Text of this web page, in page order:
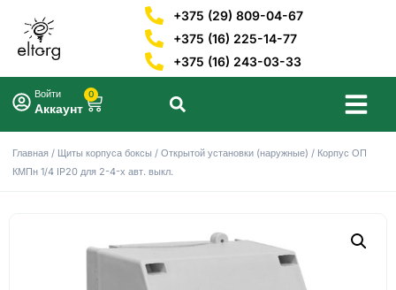
+375 (29) 809-04-67
+375 (16) 225-14-77
+375 (16) 243-03-33
Войти
Аккаунт
0
Главная / Щиты корпуса боксы / Открытой установки (наружные) / Корпус ОП
КМПн 1/4 IP20 для 2-4-х авт. выкл.